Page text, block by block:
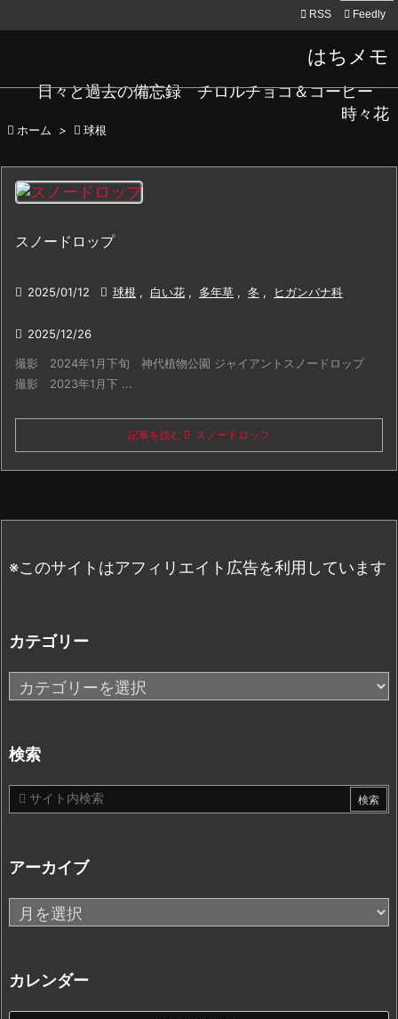
はちメモ
日々と過去の備忘録 チロルチョコ＆コーヒー
時々花
 RSS Feedly
 ホーム >  球根
スノードロップ
 2025/01/12  球根 , 白い花 , 多年草 , 冬 , ヒガンバナ科
 2025/12/26
撮影 2024年1月下旬 神代植物公園 ジャイアントスノードロップ
撮影 2023年1月下 ...
記事を読む スノードロップ
※このサイトはアフィリエイト広告を利用しています
カテゴリー
カ
テ
リ
ー
検索
アーカイブ
ア
ー
イ
ブ
カレンダー